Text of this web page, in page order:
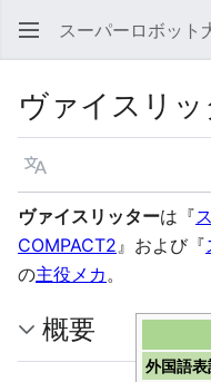
スーパーロボット
ヴァイスリ
言語
ヴァイスリッターは『
COMPACT2』および『
の主役メカ。
外国語表
概要